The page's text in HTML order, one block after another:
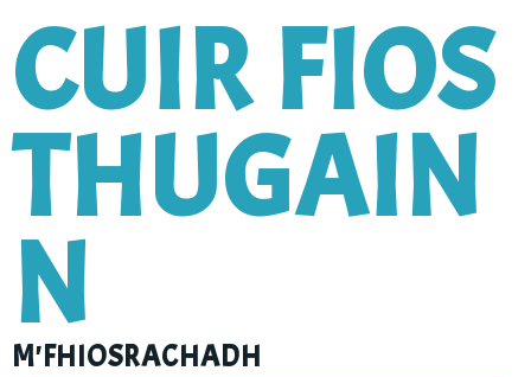
CUIR FIOS
THUGAIN
N
M'FHIOSRACHADH